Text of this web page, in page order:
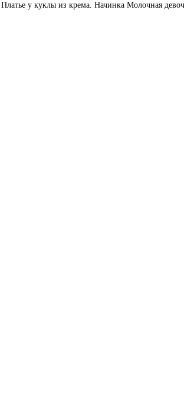
у куклы из крема. Начинка Молочная